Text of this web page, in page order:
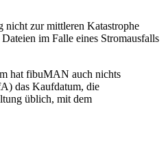
nicht zur mittleren Katastrophe
im Falle eines Stromausfalls
hat fibuMAN auch nichts
das Kaufdatum, die
üblich, mit dem